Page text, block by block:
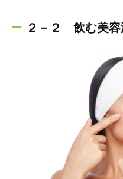
２－２ 飲む美容